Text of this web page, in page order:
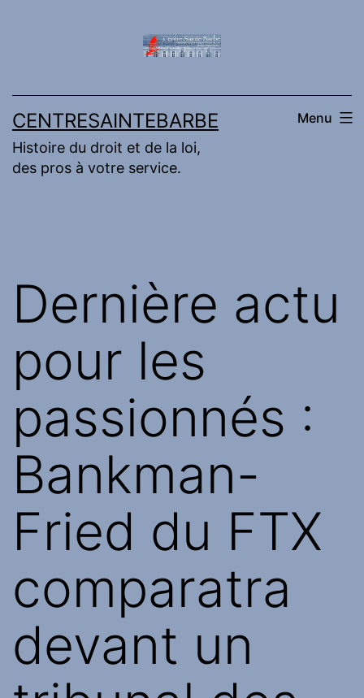
CENTRESAINTEBARBE
Histoire du droit et de la loi,
des pros à votre service.
Menu
Dernière actu
pour les
passionnés :
Bankman-
Fried du FTX
comparatra
devant un